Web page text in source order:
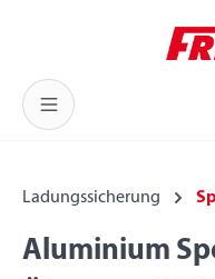
Zum Hauptinhalt springen
Ladungssicherung
Aluminium